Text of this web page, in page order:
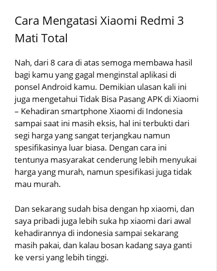
Cara Mengatasi Xiaomi Redmi 3
Mati Total
Nah, dari 8 cara di atas semoga membawa hasil
bagi kamu yang gagal menginstal aplikasi di
ponsel Android kamu. Demikian ulasan kali ini
juga mengetahui Tidak Bisa Pasang APK di Xiaomi
– Kehadiran smartphone Xiaomi di Indonesia
sampai saat ini masih eksis, hal ini terbukti dari
segi harga yang sangat terjangkau namun
spesifikasinya luar biasa. Dengan cara ini
tentunya masyarakat cenderung lebih menyukai
harga yang murah, namun spesifikasi juga tidak
mau murah.
Dan sekarang sudah bisa dengan hp xiaomi, dan
saya pribadi juga lebih suka hp xiaomi dari awal
kehadirannya di indonesia sampai sekarang
masih pakai, dan kalau bosan kadang saya ganti
ke versi yang lebih tinggi.